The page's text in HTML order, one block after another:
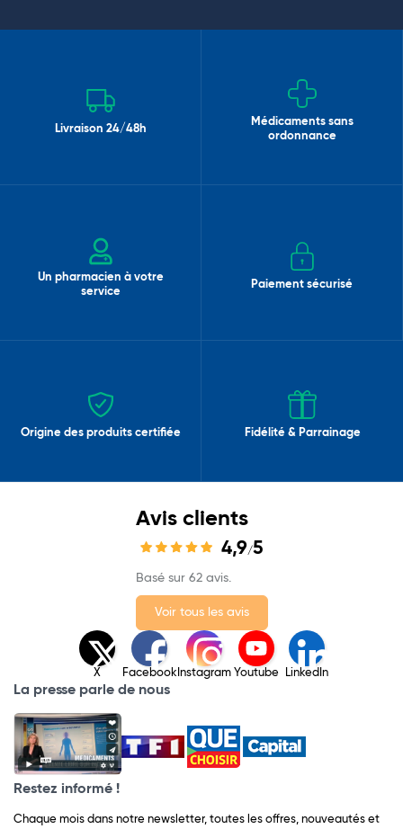
Livraison 24/48h
Médicaments sans
ordonnance
Un pharmacien à votre
service
Paiement sécurisé
Origine des produits certifiée Fidélité & Parrainage
Avis clients
4,9/5
Basé sur 62 avis.
Voir tous les avis
X Facebook Instagram Youtube LinkedIn
La presse parle de nous
Restez informé !
Chaque mois dans notre newsletter, toutes les offres, nouveautés et